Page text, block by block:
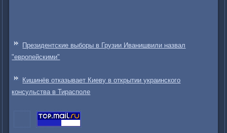
Президентские выборы в Грузии Иванишвили назвал
"европейскими"
Кишинёв отказывает Киеву в открытии украинского
консульства в Тирасполе